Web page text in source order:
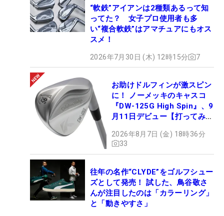
“軟鉄”アイアンは2種類あるって知
ってた？ 女子プロ使用者も多
い“複合軟鉄”はアマチュアにもオス
スメ！
2026年7月30日 (木) 12時15分 7
お助けドルフィンが激スピン
に！ ノーメッキのキャスコ
『DW-125G High Spin』、9
月11日デビュー【打ってみ
2026年8月7日 (金) 18時36分
33
往年の名作“CLYDE”をゴルフシュー
ズとして発売！ 試した、鳥谷敬さ
んが注目したのは「カラーリング」
と「動きやすさ」